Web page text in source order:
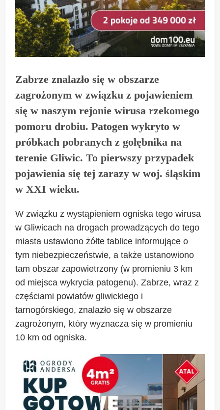
Zabrze znalazło się w obszarze
zagrożonym w związku z pojawieniem
się w naszym rejonie wirusa rzekomego
pomoru drobiu. Patogen wykryto w
próbkach pobranych z gołębnika na
terenie Gliwic. To pierwszy przypadek
pojawienia się tej zarazy w woj. śląskim
w XXI wieku.
W związku z wystąpieniem ogniska tego wirusa
w Gliwicach na drogach prowadzących do tego
miasta ustawiono żółte tablice informujące o
tym niebezpieczeństwie, a także ustanowiono
tam obszar zapowietrzony (w promieniu 3 km
od miejsca wykrycia patogenu). Zabrze, wraz z
częściami powiatów gliwickiego i
tarnogórskiego, znalazło się w obszarze
zagrożonym, który wyznacza się w promieniu
10 km od ogniska.